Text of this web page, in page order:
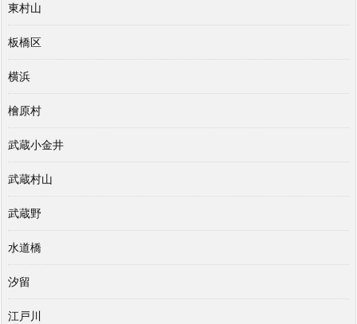
東村山
板橋区
横浜
檜原村
武蔵小金井
武蔵村山
武蔵野
水道橋
汐留
江戸川